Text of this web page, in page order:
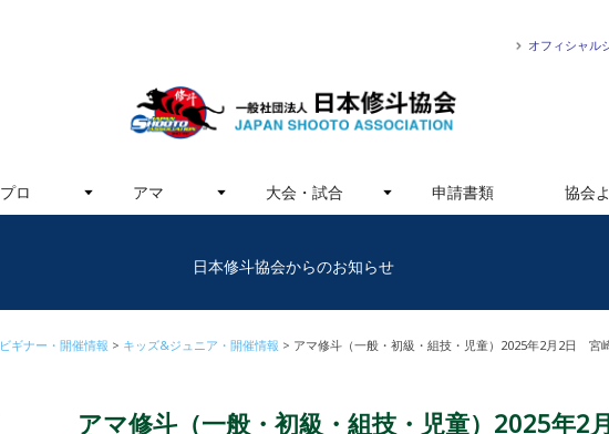
オフィシャル
プロ アマ 大会・試合 申請書類 協会
日本修斗協会からのお知らせ
ビギナー・開催情報 キッズ&ジュニア・開催情報 アマ修斗（一般・初級・組技・児童）2025年2月2日 宮
アマ修斗（一般・初級・組技・児童）2025年